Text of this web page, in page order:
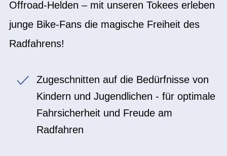
Offroad-Helden – mit unseren Tokees erleben
junge Bike-Fans die magische Freiheit des
Radfahrens!
Zugeschnitten auf die Bedürfnisse von
Kindern und Jugendlichen - für optimale
Fahrsicherheit und Freude am
Radfahren